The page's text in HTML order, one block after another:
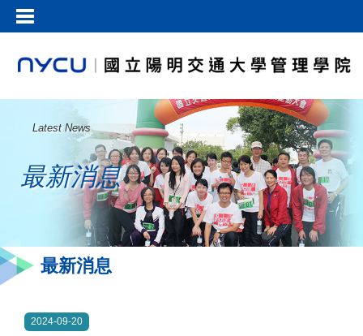
Latest News
最新消息
最新消息
2024-09-20